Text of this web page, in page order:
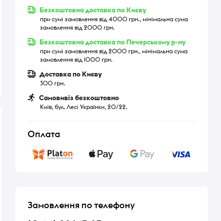
Безкоштовна доставка по Києву
при сумі замовлення від 4000 грн., мінімальна сума
замовлення від 2000 грн.
Безкоштовна доставка по Печерському р-ну
при сумі замовлення від 2000 грн., мінімальна сума
замовлення від 1000 грн.
Доставка по Києву
300 грн.
Самовивіз безкоштовно
Київ, бул. Лесі Українки, 20/22.
Оплата
Замовлення по телефону